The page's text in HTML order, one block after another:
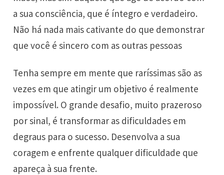
a sua consciência, que é íntegro e verdadeiro.
Não há nada mais cativante do que demonstrar
que você é sincero com as outras pessoas
Tenha sempre em mente que raríssimas são as
vezes em que atingir um objetivo é realmente
impossível. O grande desafio, muito prazeroso
por sinal, é transformar as dificuldades em
degraus para o sucesso. Desenvolva a sua
coragem e enfrente qualquer dificuldade que
apareça à sua frente.